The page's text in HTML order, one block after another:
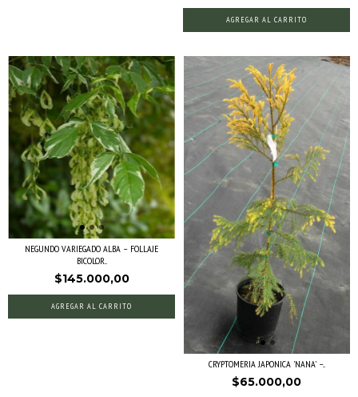
NEGUNDO VARIEGADO ALBA – FOLLAJE
BICOLOR...
$145.000,00
CRYPTOMERIA JAPONICA 'NANA' –...
$65.000,00